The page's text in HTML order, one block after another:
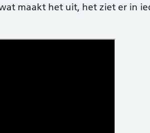
maakt het uit, het ziet er in